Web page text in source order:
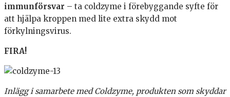
immunförsvar – ta coldzyme i förebyggande syfte för
att hjälpa kroppen med lite extra skydd mot
förkylningsvirus.
FIRA!
Inlägg i samarbete med Coldzyme, produkten som skyddar